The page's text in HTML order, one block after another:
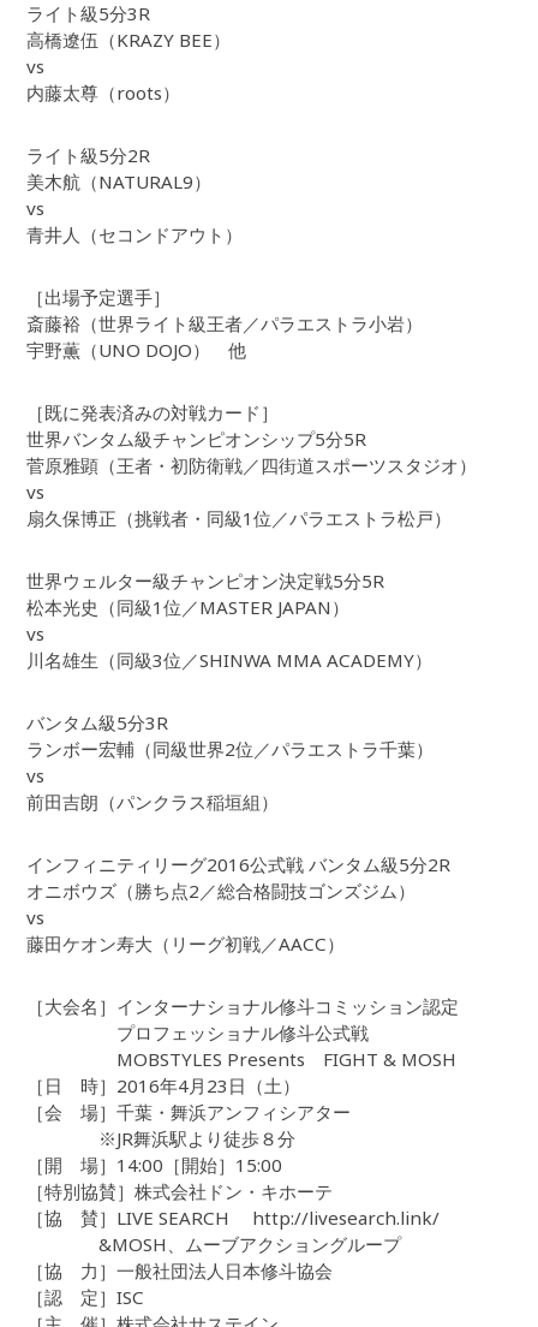
ライト級5分3R
高橋遼伍（KRAZY BEE）
vs
内藤太尊（roots）
ライト級5分2R
美木航（NATURAL9）
vs
青井人（セコンドアウト）
［出場予定選手］
斎藤裕（世界ライト級王者／パラエストラ小岩）
宇野薫（UNO DOJO） 他
［既に発表済みの対戦カード］
世界バンタム級チャンピオンシップ5分5R
菅原雅顕（王者・初防衛戦／四街道スポーツスタジオ）
vs
扇久保博正（挑戦者・同級1位／パラエストラ松戸）
世界ウェルター級チャンピオン決定戦5分5R
松本光史（同級1位／MASTER JAPAN）
vs
川名雄生（同級3位／SHINWA MMA ACADEMY）
バンタム級5分3R
ランボー宏輔（同級世界2位／パラエストラ千葉）
vs
前田吉朗（パンクラス稲垣組）
インフィニティリーグ2016公式戦 バンタム級5分2R
オニボウズ（勝ち点2／総合格闘技ゴンズジム）
vs
藤田ケオン寿大（リーグ初戦／AACC）
［大会名］インターナショナル修斗コミッション認定
プロフェッショナル修斗公式戦
MOBSTYLES Presents FIGHT & MOSH
［日 時］2016年4月23日（土）
［会 場］千葉・舞浜アンフィシアター
※JR舞浜駅より徒歩８分
［開 場］14:00［開始］15:00
［特別協賛］株式会社ドン・キホーテ
［協 賛］LIVE SEARCH http://livesearch.link/
&MOSH、ムーブアクショングループ
［協 力］一般社団法人日本修斗協会
［認 定］ISC